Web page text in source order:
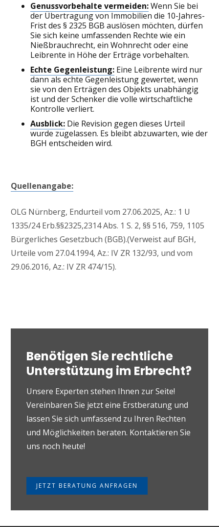
Genussvorbehalte vermeiden:Wenn Sie bei
der Übertragung von Immobilien die 10-Jahres-
Frist des § 2325 BGB auslösen möchten, dürfen
Sie sich keine umfassenden Rechte wie ein
Nießbrauchrecht, ein Wohnrecht oder eine
Leibrente in Höhe der Erträge vorbehalten.
Echte Gegenleistung: Eine Leibrente wird nur
dann als echte Gegenleistung gewertet, wenn
sie von den Erträgen des Objekts unabhängig
ist und der Schenker die volle wirtschaftliche
Kontrolle verliert.
Ausblick: Die Revision gegen dieses Urteil
wurde zugelassen. Es bleibt abzuwarten, wie der
BGH entscheiden wird.
Quellenangabe:
OLG Nürnberg, Endurteil vom 27.06.2025, Az.: 1 U
1335/24 Erb.§§2325,2314 Abs. 1 S. 2, §§ 516, 759, 1105
Bürgerliches Gesetzbuch (BGB).(Verweist auf BGH,
Urteile vom 27.04.1994, Az.: IV ZR 132/93, und vom
29.06.2016, Az.: IV ZR 474/15).
Benötigen Sie rechtliche
Unterstützung im Erbrecht?
Unsere Experten stehen Ihnen zur Seite!
Vereinbaren Sie jetzt eine Erstberatung und
lassen Sie sich umfassend zu Ihren Rechten
und Möglichkeiten beraten. Kontaktieren Sie
uns noch heute!
JETZT BERATUNG ANFRAGEN